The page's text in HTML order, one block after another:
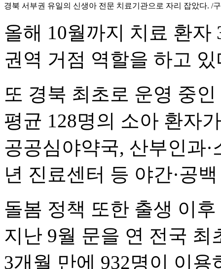
경북 서부권 유일의 신생아 전문 치료기관으로 자리 잡았다. /
올해 10월까지 치료 환자
권역 거점 역할을 하고 있
또 경북 최초로 운영 중
평균 128명의 소아 환자
공공심야약국, 산부인과
년 진료센터 등 야간·공
돌봄 정책 또한 출생 이
지난 9월 문을 연 전국
3개월 만에 932명이 이